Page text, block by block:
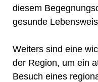
diesem
gesunde
Weiters sind eine
der Region, um ein
Besuch eines